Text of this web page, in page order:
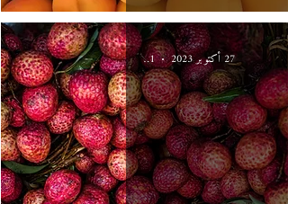
27 أكتوبر 2023 1 دقيقة قراءة